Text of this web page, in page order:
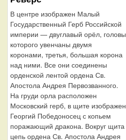
В центре изображен Малый
Государственный Герб Российской
империи — двуглавый орёл, головы
которого увенчаны двумя
коронами, третья, большая корона
над ними. Все они соединены
орденской лентой ордена Св.
Апостола Андрея Первозванного.
На груди орла расположен
Московский герб, в щите изображен
Георгий Победоносец с копьем
поражающий дракона. Вокруг щита
цепь ордена Св. Апостола Андрея